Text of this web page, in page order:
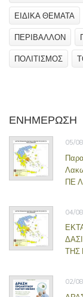
ΕΙΔΙΚΑ ΘΕΜΑΤΑ
ΠΕΡΙΒΑΛΛΟΝ
ΠΟΛΙΤΙΣΜΟΣ
ΕΝΗΜΕΡΩΣΗ
05/
ΠΕ
04/
ΤΗΣ
02/